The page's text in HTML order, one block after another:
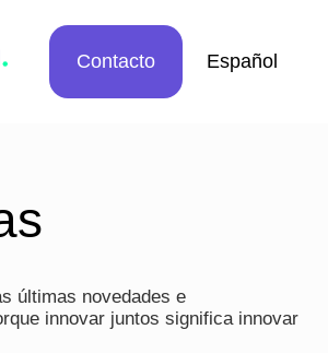
Contacto Español
últimas novedades e
innovar juntos significa innovar